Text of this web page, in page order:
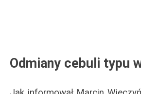
Odmiany cebuli typu